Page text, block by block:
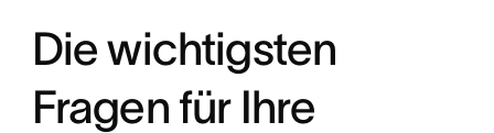
Die wichtigsten
Fragen für Ihre